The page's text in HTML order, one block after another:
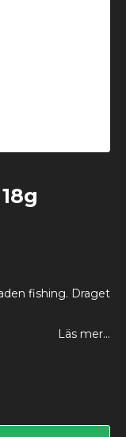
fishing. Draget
Läs mer...